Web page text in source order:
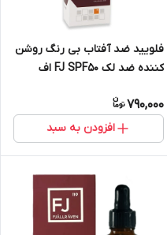
فلویید ضد آفتاب بی رنگ روشن
کننده ضد لک FJ SPF50 اف
790,000
افزودن به سبد